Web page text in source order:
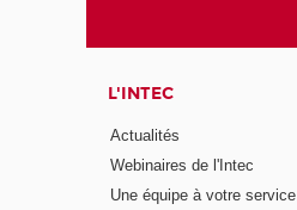
L'INTEC
Actualités
Webinaires de l'Intec
Une équipe à votre service